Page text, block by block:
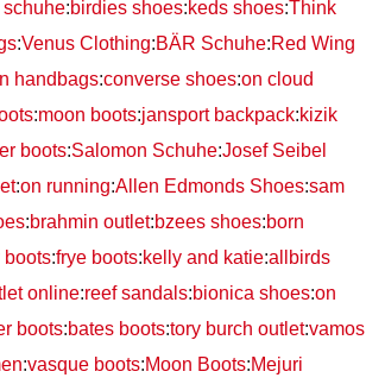
schuhe:birdies shoes:keds shoes:Think
:Venus Clothing:BÄR Schuhe:Red Wing
handbags:converse shoes:on cloud
:moon boots:jansport backpack:kizik
boots:Salomon Schuhe:Josef Seibel
:on running:Allen Edmonds Shoes:sam
:brahmin outlet:bzees shoes:born
boots:frye boots:kelly and katie:allbirds
online:reef sandals:bionica shoes:on
boots:bates boots:tory burch outlet:vamos
:vasque boots:Moon Boots:Mejuri